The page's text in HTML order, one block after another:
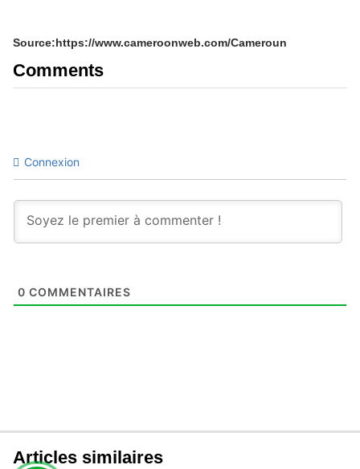
Source:https://www.cameroonweb.com/Cameroun
Comments
Connexion
0 COMMENTAIRES
Articles similaires